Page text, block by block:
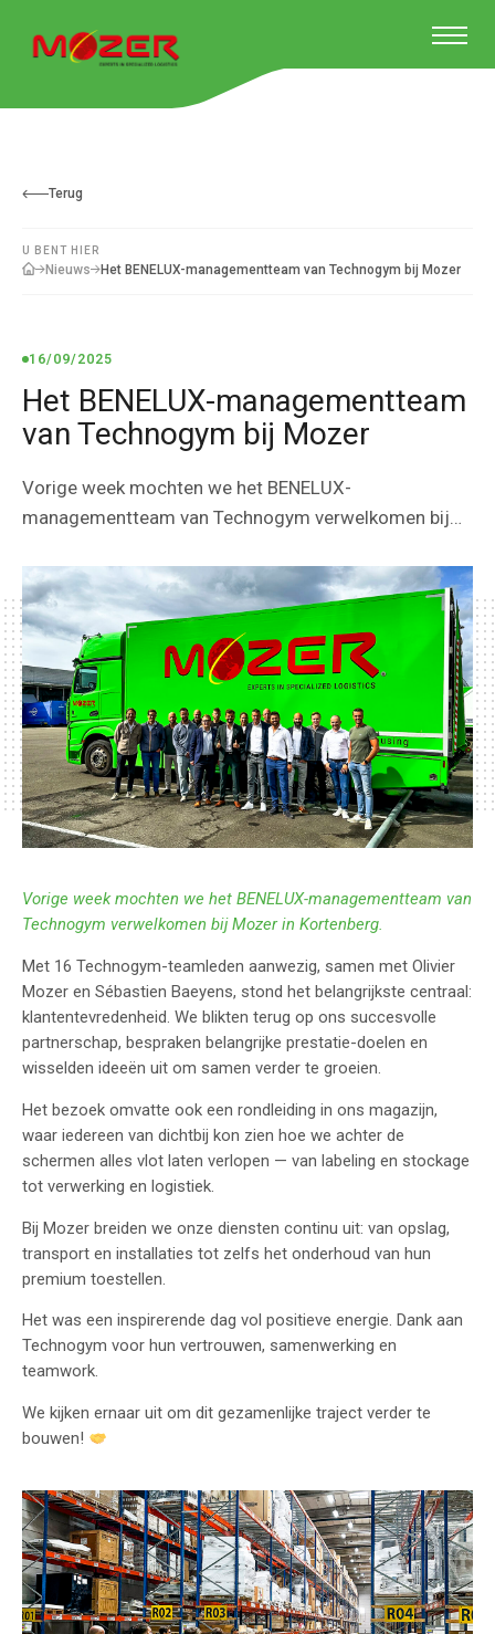
Terug
U BENT HIER
Nieuws Het BENELUX-managementteam van Technogym bij Mozer
16/09/2025
Het BENELUX-managementteam
van Technogym bij Mozer
Vorige week mochten we het BENELUX-
managementteam van Technogym verwelkomen bij
aanwezig, samen met Olivier Mozer en Sébastien
Baeyens, stond het belangrijkste centraal:
klantentevredenheid. We […]
Vorige week mochten we het BENELUX-managementteam van
Technogym verwelkomen bij Mozer in Kortenberg.
Met 16 Technogym-teamleden aanwezig, samen met Olivier
Mozer en Sébastien Baeyens, stond het belangrijkste centraal:
klantentevredenheid. We blikten terug op ons succesvolle
partnerschap, bespraken belangrijke prestatie-doelen en
wisselden ideeën uit om samen verder te groeien.
Het bezoek omvatte ook een rondleiding in ons magazijn,
waar iedereen van dichtbij kon zien hoe we achter de
schermen alles vlot laten verlopen — van labeling en stockage
tot verwerking en logistiek.
Bij Mozer breiden we onze diensten continu uit: van opslag,
transport en installaties tot zelfs het onderhoud van hun
premium toestellen.
Het was een inspirerende dag vol positieve energie. Dank aan
Technogym voor hun vertrouwen, samenwerking en
teamwork.
We kijken ernaar uit om dit gezamenlijke traject verder te
bouwen!